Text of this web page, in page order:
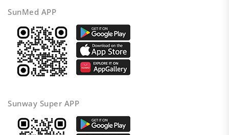
SunMed APP
Sunway Super APP